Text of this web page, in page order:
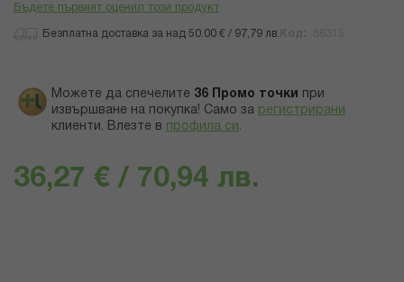
Бъдете първият оценил този продукт
Безплатна доставка за над 50.00 € / 97,79 лв.
Можете да спечелите 36 Промо точки
при
извършване на покупка! Само за регистрирани
клиенти. Влезте в профила си .
36,27 € / 70,94 лв.